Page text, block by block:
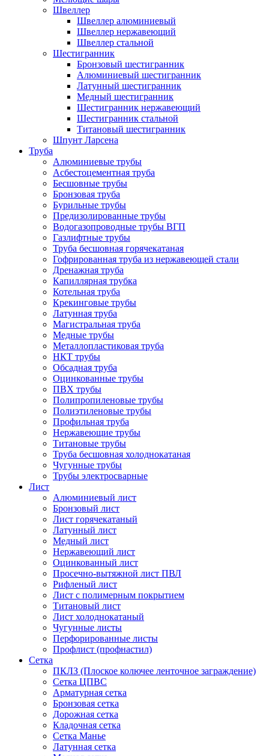
Швеллер
Швеллер алюминиевый
Швеллер нержавеющий
Швеллер стальной
Шестигранник
Бронзовый шестигранник
Алюминиевый шестигранник
Латунный шестигранник
Медный шестигранник
Шестигранник нержавеющий
Шестигранник стальной
Титановый шестигранник
Шпунт Ларсена
Труба
Алюминиевые трубы
Асбестоцементная труба
Бесшовные трубы
Бронзовая труба
Бурильные трубы
Предизолированные трубы
Водогазопроводные трубы ВГП
Газлифтные трубы
Труба бесшовная горячекатаная
Гофрированная труба из нержавеющей стали
Дренажная труба
Капиллярная трубка
Котельная труба
Крекинговые трубы
Латунная труба
Магистральная труба
Медные трубы
Металлопластиковая труба
НКТ трубы
Обсадная труба
Оцинкованные трубы
ПВХ трубы
Полипропиленовые трубы
Полиэтиленовые трубы
Профильная труба
Нержавеющие трубы
Титановые трубы
Труба бесшовная холоднокатаная
Чугунные трубы
Трубы электросварные
Лист
Алюминиевый лист
Бронзовый лист
Лист горячекатаный
Латунный лист
Медный лист
Нержавеющий лист
Оцинкованный лист
Просечно-вытяжной лист ПВЛ
Рифленый лист
Лист с полимерным покрытием
Титановый лист
Лист холоднокатаный
Чугунные листы
Перфорированные листы
Профлист (профнастил)
Сетка
ПКЛЗ (Плоское колючее ленточное заграждение)
Сетка ЦПВС
Арматурная сетка
Бронзовая сетка
Дорожная сетка
Кладочная сетка
Сетка Манье
Латунная сетка